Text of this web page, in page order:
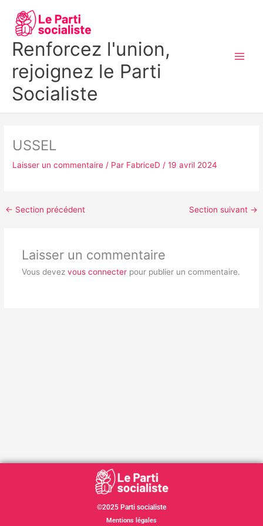
contenu
Renforcez l'union,
rejoignez le Parti
Socialiste
USSEL
Laisser un commentaire / Par FabriceD/19 avril 2024
← Section précédent Section suivant →
Laisser un commentaire
Vous devez vous connecterpour publier un commentaire.
©2025 Parti socialiste
Mentions légales